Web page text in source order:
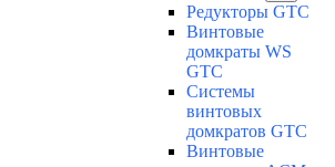
Редукторы GTC
Винтовые
домкраты WS
GTC
Системы
винтовых
домкратов GTC
Винтовые